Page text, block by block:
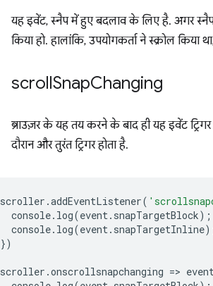
यह इवेंट, स्नैप में हुए बदलाव के लिए है. अगर स्नैप
किया हो. हालांकि, उपयोगकर्ता ने स्क्रोल किया
scrollSnapChanging
ब्राउज़र के यह तय करने के बाद ही यह इवेंट
दौरान और तुरंत ट्रिगर होता है.
scroller .addEventListener(
console. log(event . snapTargetBlock);
console. log(event . snapTargetInline
})
scroller .onscrollsnapchanging => event